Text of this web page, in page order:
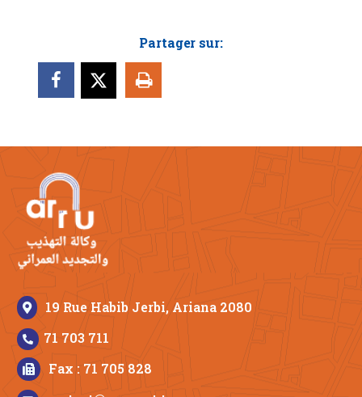
Partager sur:
19 Rue Habib Jerbi, Ariana 2080
71 703 711
Fax : 71 705 828